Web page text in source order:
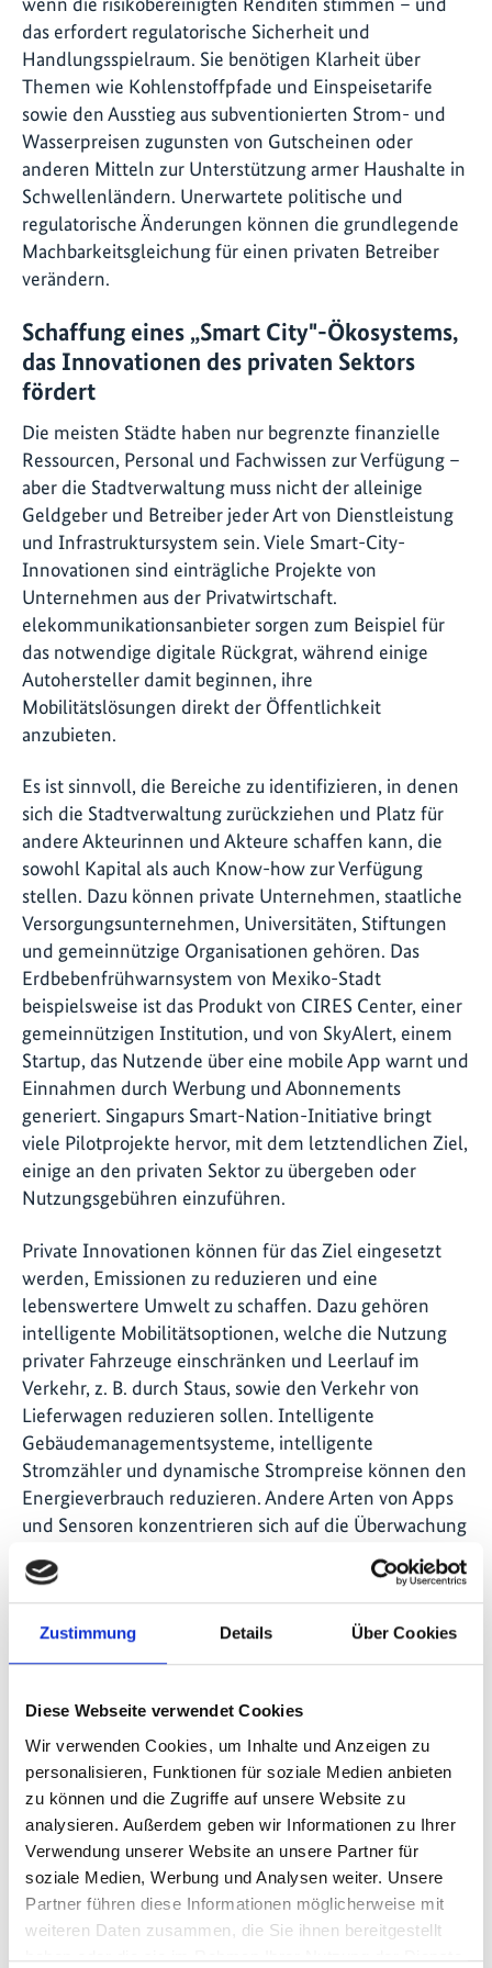
Zustimmung Details Über Cookies
Diese Webseite verwendet Cookies
Wir verwenden Cookies, um Inhalte und Anzeigen zu
personalisieren, Funktionen für soziale Medien anbieten
zu können und die Zugriffe auf unsere Website zu
analysieren. Außerdem geben wir Informationen zu Ihrer
Verwendung unserer Website an unsere Partner für
soziale Medien, Werbung und Analysen weiter. Unsere
Partner führen diese Informationen möglicherweise mit
weiteren Daten zusammen, die Sie ihnen bereitgestellt
haben oder die sie im Rahmen Ihrer Nutzung der Dienste
das erfordert regulatorische Sicherheit und
Handlungsspielraum. Sie benötigen Klarheit über
Themen wie Kohlenstoffpfade und Einspeisetarife
sowie den Ausstieg aus subventionierten Strom- und
Wasserpreisen zugunsten von Gutscheinen oder
anderen Mitteln zur Unterstützung armer Haushalte in
Schwellenländern. Unerwartete politische und
regulatorische Änderungen können die grundlegende
Machbarkeitsgleichung für einen privaten Betreiber
verändern.
Schaffung eines „Smart City"-Ökosystems,
das Innovationen des privaten Sektors
fördert
Die meisten Städte haben nur begrenzte finanzielle
Ressourcen, Personal und Fachwissen zur Verfügung –
aber die Stadtverwaltung muss nicht der alleinige
Geldgeber und Betreiber jeder Art von Dienstleistung
und Infrastruktursystem sein. Viele Smart-City-
Innovationen sind einträgliche Projekte von
Unternehmen aus der Privatwirtschaft.
elekommunikationsanbieter sorgen zum Beispiel für
das notwendige digitale Rückgrat, während einige
Autohersteller damit beginnen, ihre
Mobilitätslösungen direkt der Öffentlichkeit
anzubieten.
Es ist sinnvoll, die Bereiche zu identifizieren, in denen
sich die Stadtverwaltung zurückziehen und Platz für
andere Akteurinnen und Akteure schaffen kann, die
sowohl Kapital als auch Know-how zur Verfügung
stellen. Dazu können private Unternehmen, staatliche
Versorgungsunternehmen, Universitäten, Stiftungen
und gemeinnützige Organisationen gehören. Das
Erdbebenfrühwarnsystem von Mexiko-Stadt
beispielsweise ist das Produkt von CIRES Center, einer
gemeinnützigen Institution, und von SkyAlert, einem
Startup, das Nutzende über eine mobile App warnt und
Einnahmen durch Werbung und Abonnements
generiert. Singapurs Smart-Nation-Initiative bringt
viele Pilotprojekte hervor, mit dem letztendlichen Ziel,
einige an den privaten Sektor zu übergeben oder
Nutzungsgebühren einzuführen.
Private Innovationen können für das Ziel eingesetzt
werden, Emissionen zu reduzieren und eine
lebenswertere Umwelt zu schaffen. Dazu gehören
intelligente Mobilitätsoptionen, welche die Nutzung
privater Fahrzeuge einschränken und Leerlauf im
Verkehr, z. B. durch Staus, sowie den Verkehr von
Lieferwagen reduzieren sollen. Intelligente
Gebäudemanagementsysteme, intelligente
Stromzähler und dynamische Strompreise können den
Energieverbrauch reduzieren. Andere Arten von Apps
und Sensoren konzentrieren sich auf die Überwachung
Wasserverbrauchs und die Minimierung des
Abfallvolumens. UnsereForschunghat ergeben, dass
Städte, die eine Reihe von intelligenten Lösungen
einsetzen, die Treibhausgasemissionen im Durchschnitt
In Fällen, in denen Smart-City-Innovationen von
privaten Unternehmen kommen, kann die Rolle der
Regierung darin bestehen, das richtige regulatorische
Umfeld zu schaffen, wichtige Akteurinnen und Akteure
zusammenzubringen, Subventionen anzubieten oder
Kaufentscheidungen zu ändern. Die Förderung von
Innovationen durch externe Akteure beginnt
typischerweise damit, dass Daten der Regierung als
Open Source leicht zugänglich gemacht werden.